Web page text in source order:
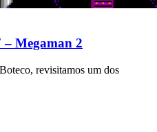
– Megaman 2
revisitamos um dos